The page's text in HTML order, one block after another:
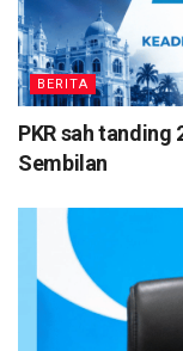
BERITA
PKR sah tanding
Sembilan